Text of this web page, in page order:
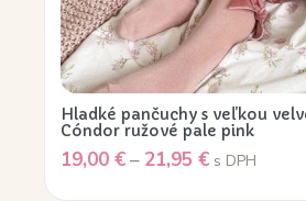
Hladké pančuchy s veľkou
Cóndor ružové pale pink
19,00 €– 21,95 € s DPH